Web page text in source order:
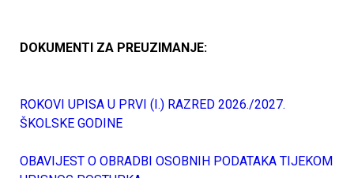
DOKUMENTI ZA PREUZIMANJE:
ROKOVI UPISA U PRVI (I.) RAZRED 2026./2027.
ŠKOLSKE GODINE
OBAVIJEST O OBRADBI OSOBNIH PODATAKA TIJEKOM